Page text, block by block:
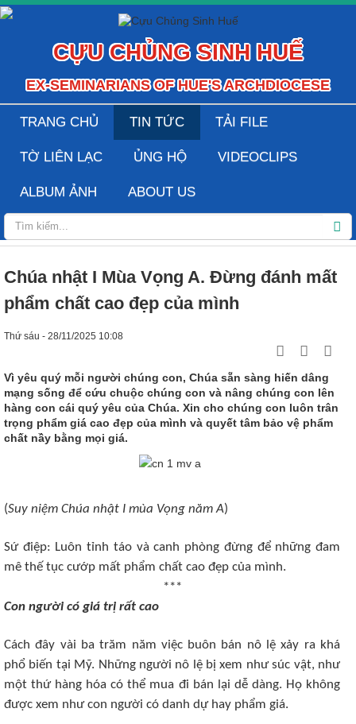
CỰU CHỦNG SINH HUẾ
EX-SEMINARIANS OF HUE'S ARCHDIOCESE
TRANG CHỦ TIN TỨC TẢI FILE
TỜ LIÊN LẠC ỦNG HỘ VIDEOCLIPS
ALBUM ẢNH ABOUT US
Chúa nhật I Mùa Vọng A. Đừng đánh mất
phẩm chất cao đẹp của mình
Thứ sáu - 28/11/2025 10:08
Vì yêu quý mỗi người chúng con, Chúa sẵn sàng hiến dâng
mạng sống để cứu chuộc chúng con và nâng chúng con lên
hàng con cái quý yêu của Chúa. Xin cho chúng con luôn trân
trọng phẩm giá cao đẹp của mình và quyết tâm bảo vệ phẩm
chất nầy bằng mọi giá.
(Suy niệm Chúa nhật I mùa Vọng năm A)
Sứ điệp: Luôn tỉnh táo và canh phòng đừng để những đam
mê thế tục cướp mất phẩm chất cao đẹp của mình.
***
Con người có giá trị rất cao
Cách đây vài ba trăm năm việc buôn bán nô lệ xảy ra khá
phổ biến tại Mỹ. Những người nô lệ bị xem như súc vật, như
một thứ hàng hóa có thể mua đi bán lại dễ dàng. Họ không
được xem như con người có danh dự hay phẩm giá.